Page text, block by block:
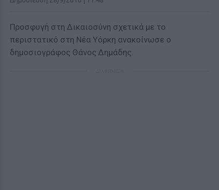
Προσφυγή στη Δικαιοσύνη σχετικά με το
περιστατικό στη Νέα Υόρκη ανακοίνωσε ο
δημοσιογράφος Θάνος Δημάδης.